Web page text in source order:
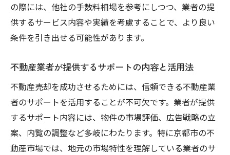
の際には、他社の手数料相場を参考にしつつ、業者の提
供するサービス内容や実績を考慮することで、より良い
条件を引き出せる可能性があります。
不動産業者が提供するサポートの内容と活用法
不動産売却を成功させるためには、信頼できる不動産業
者のサポートを活用することが不可欠です。業者が提供
するサポート内容には、物件の市場評価、広告戦略の立
案、内覧の調整など多岐にわたります。特に京都市の不
動産市場では、地元の市場特性を理解している業者のサ